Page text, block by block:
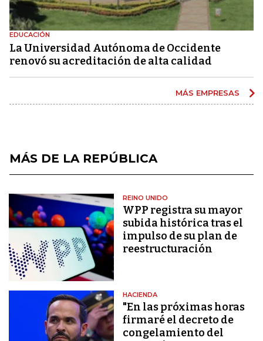
EDUCACIÓN
La Universidad Autónoma de Occidente
renovó su acreditación de alta calidad
MÁS EMPRESAS
MÁS DE LA REPÚBLICA
REINO UNIDO
WPP registra su mayor
subida histórica tras el
impulso de su plan de
reestructuración
HACIENDA
"En las próximas horas
firmaré el decreto de
congelamiento del